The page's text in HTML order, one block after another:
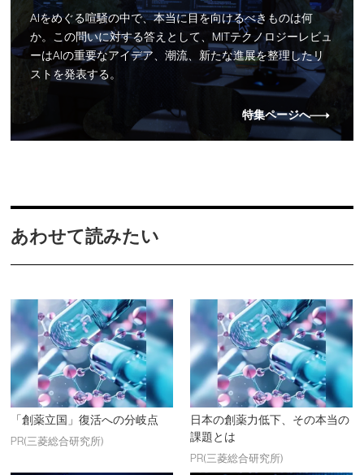
AIをめぐる喧騒の中で、本当に目を向けるべきものは何
か。この問いに対する答えとして、MITテクノロジーレビュ
ーはAIの重要なアイデア、潮流、新たな進展を整理したリ
ストを発表する。
特集ページへ
あわせて読みたい
「創薬立国」復活への分岐点
PR(三菱総合研究所)
日本の創薬力低下、その本当の
課題とは
PR(三菱総合研究所)